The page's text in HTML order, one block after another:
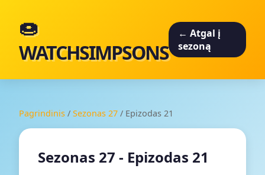
🍩
WATCHSIMPSONS
← Atgal į
sezoną
Pagrindinis / Sezonas 27 / Epizodas 21
Sezonas 27 - Epizodas 21